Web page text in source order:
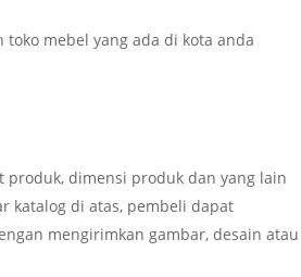
mebel yang ada di kota anda
dimensi produk dan yang lain
katalog di atas, pembeli dapat
mengirimkan gambar, desain atau